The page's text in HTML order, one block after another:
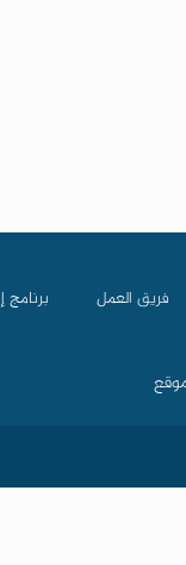
فريق العمل